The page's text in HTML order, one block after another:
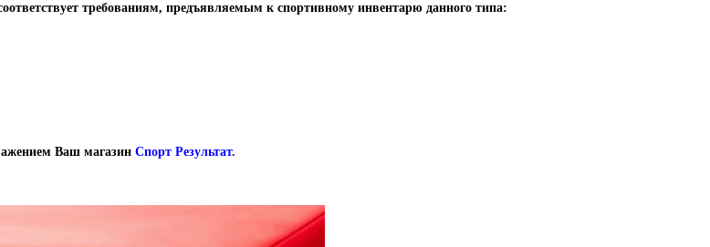
требованиям, предъявляемым к спортивному инвентарю данного типа:
Ваш магазин Спорт Результат.